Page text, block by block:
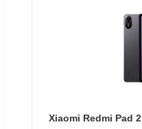
Xiaomi Redmi Pad 2